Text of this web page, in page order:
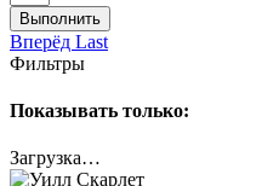
Выполнить
Вперёд Last
Фильтры
Показывать только:
Загрузка…